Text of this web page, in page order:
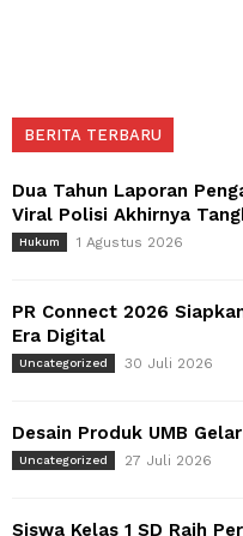
BERITA TERBARU
Dua Tahun Laporan
Viral Polisi Akhirnya
Hukum 1 Agustus 2026
PR Connect 2026
Era Digital
Uncategorized 30 Juli 2026
Desain Produk UMB
Uncategorized 27 Juli 2026
Siswa Kelas 1 SD Raih